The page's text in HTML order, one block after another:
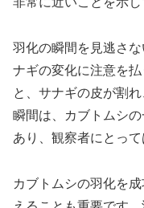
羽化の瞬間を見逃さ
ナギの変化に注意を
と、サナギの皮が割
瞬間は、カブトムシ
あり、観察者にとっ
カブトムシの羽化を